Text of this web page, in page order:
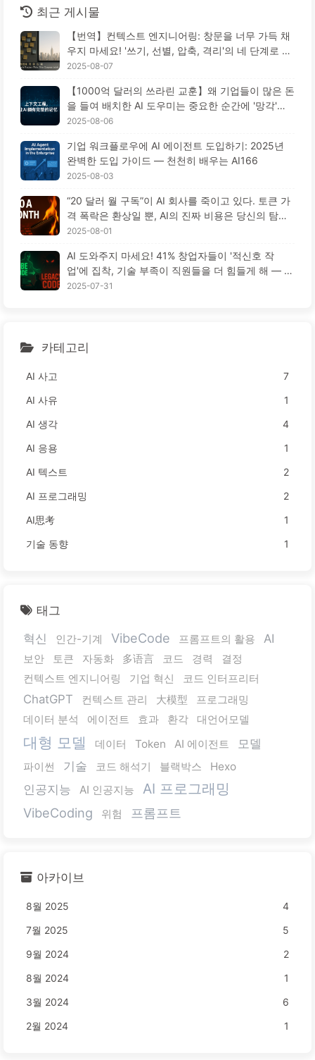
최근 게시물
【번역】컨텍스트 엔지니어링: 창문을 너무 가득 채
우지 마세요! '쓰기, 선별, 압축, 격리'의 네 단계로 혼
란을 피하고, 소음을 차단하세요 — AI 배우기 170
2025-08-07
【1000억 달러의 쓰라린 교훈】왜 기업들이 많은 돈
을 들여 배치한 AI 도우미는 중요한 순간에 '망각'하
고 오히려 경쟁자들은 90% 성능 향상을 이루었을
2025-08-06
기업 워크플로우에 AI 에이전트 도입하기: 2025년
완벽한 도입 가이드 — 천천히 배우는 AI166
2025-08-03
“20 달러 월 구독”이 AI 회사를 죽이고 있다. 토큰 가
격 폭락은 환상일 뿐, AI의 진짜 비용은 당신의 탐욕
이다 — 천천히 배우는 AI164
2025-08-01
AI 도와주지 마세요! 41% 창업자들이 '적신호 작
업'에 집착, 기술 부족이 직원들을 더 힘들게 해 — 천
천히 배우는 AI163
2025-07-31
카테고리
AI 사고
7
AI 사유
1
AI 생각
4
AI 응용
1
AI 텍스트
2
AI 프로그래밍
2
AI思考
1
기술 동향
1
태그
혁신
인간-기계 VibeCode 프롬프트의 활용 AI
보안 토큰 자동화 多语言 코드 경력
결정
컨텍스트 엔지니어링
기업 혁신 코드 인터프리터
ChatGPT 컨텍스트 관리 大模型
프로그래밍
데이터 분석
에이전트 효과 환각 대언어모델
대형 모델 데이터 Token AI 에이전트 모델
파이썬 기술 코드 해석기 블랙박스 Hexo
인공지능 AI 인공지능 AI 프로그래밍
VibeCoding 위험 프롬프트
아카이브
8월 2025
4
7월 2025
5
9월 2024
2
8월 2024
1
3월 2024
6
2월 2024
1